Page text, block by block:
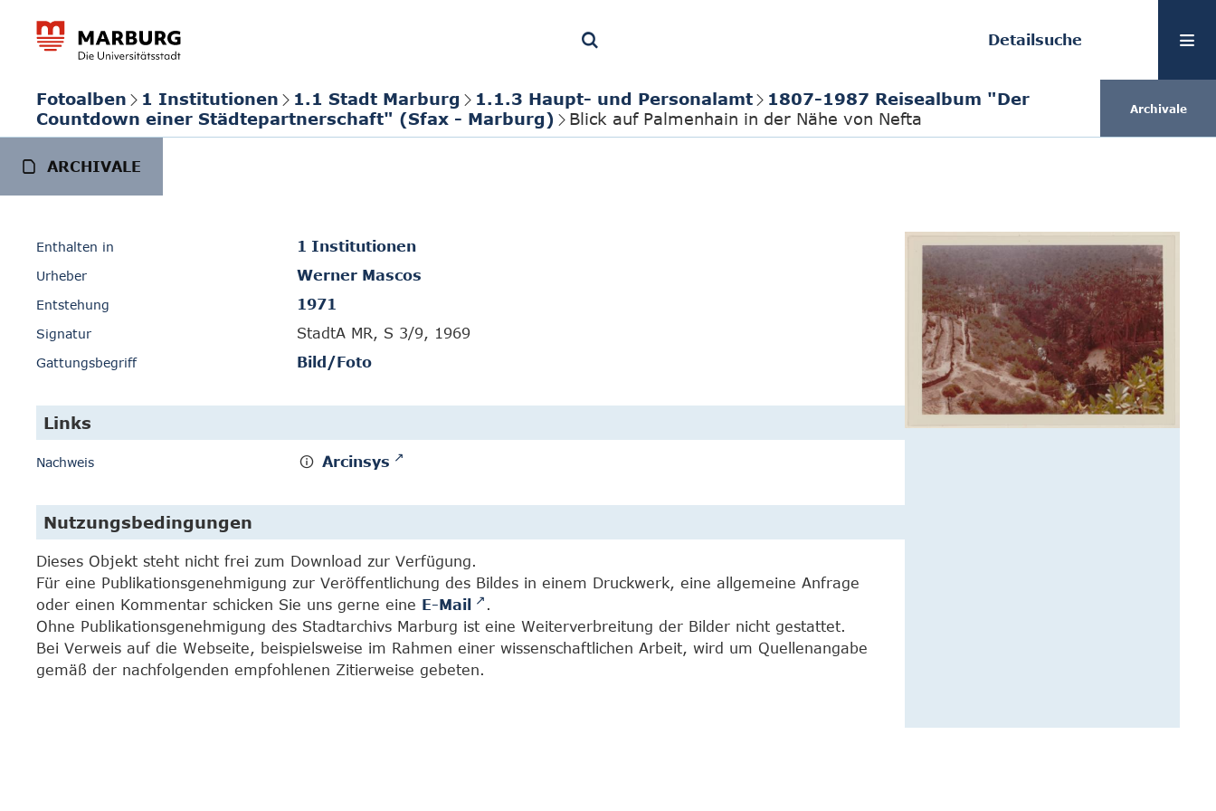
Detailsuche
Fotoalben 1 Institutionen 1.1 Stadt Marburg 1.1.3 Haupt- und Personalamt
1807-1987 Reisealbum "Der
Countdown einer Städtepartnerschaft" (Sfax - Marburg)
Blick auf Palmenhain in der Nähe von Nefta Archivale
ARCHIVALE
Enthalten in 1 Institutionen
Urheber Werner Mascos
Entstehung 1971
Signatur StadtA MR, S 3/9, 1969
Gattungsbegriff Bild/Foto
Links
Nachweis Arcinsys
Nutzungsbedingungen
Dieses Objekt steht nicht frei zum Download zur Verfügung.
Für eine Publikationsgenehmigung zur Veröffentlichung des Bildes in einem Druckwerk, eine allgemeine Anfrage
oder einen Kommentar schicken Sie uns gerne eine E-Mail
.
Ohne Publikationsgenehmigung des Stadtarchivs Marburg ist eine Weiterverbreitung der Bilder nicht gestattet.
Bei Verweis auf die Webseite, beispielsweise im Rahmen einer wissenschaftlichen Arbeit, wird um Quellenangabe
gemäß der nachfolgenden empfohlenen Zitierweise gebeten.